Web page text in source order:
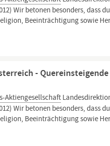
Wir betonen besonders, dass
Beeinträchtigung sowie
-
Aktiengesellschaft
Wir betonen besonders, dass
Beeinträchtigung sowie